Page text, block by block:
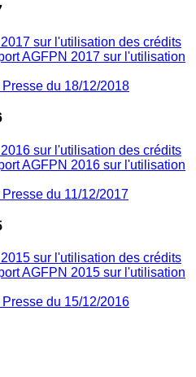
sur l'utilisation des crédits
AGFPN 2017 sur l'utilisation
du 18/12/2018
sur l'utilisation des crédits
AGFPN 2016 sur l'utilisation
du 11/12/2017
sur l'utilisation des crédits
AGFPN 2015 sur l'utilisation
du 15/12/2016